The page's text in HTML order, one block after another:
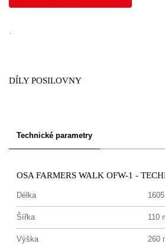
.
DÍLY POSILOVNY
Technické parametry
OSA FARMERS WALK OFW-1 -
Délka
Šířka 110
Výška 260